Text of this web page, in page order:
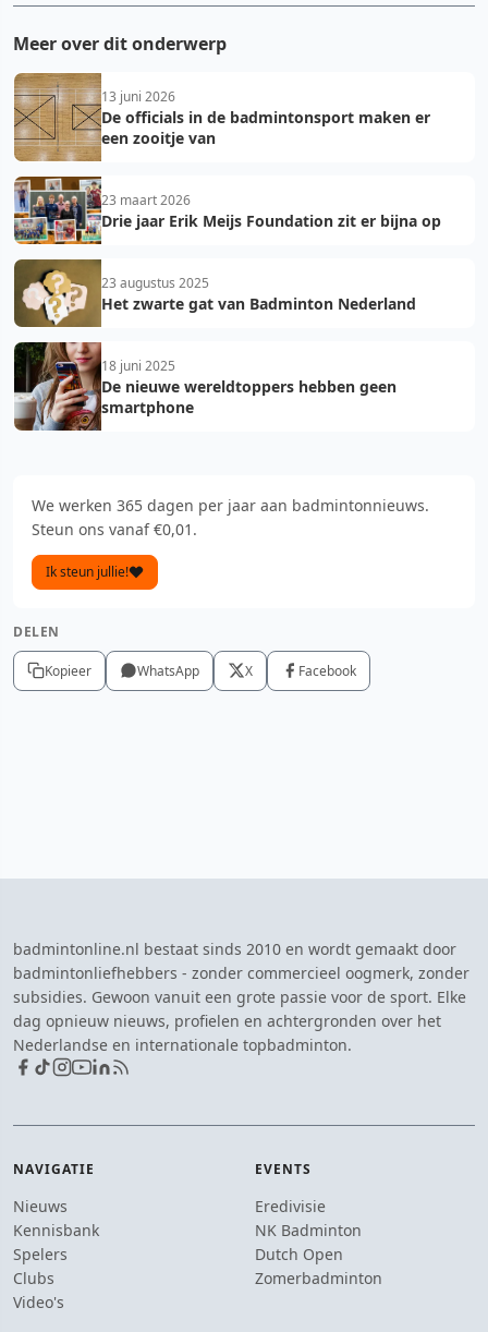
Meer over dit onderwerp
13 juni 2026
De officials in de badmintonsport maken er
een zooitje van
23 maart 2026
Drie jaar Erik Meijs Foundation zit er bijna op
23 augustus 2025
Het zwarte gat van Badminton Nederland
18 juni 2025
De nieuwe wereldtoppers hebben geen
smartphone
We werken 365 dagen per jaar aan badmintonnieuws.
Steun ons vanaf €0,01.
Ik steun jullie!
DELEN
Kopieer WhatsApp X Facebook
badmintonline.nl bestaat sinds 2010 en wordt gemaakt door
badmintonliefhebbers - zonder commercieel oogmerk, zonder
subsidies. Gewoon vanuit een grote passie voor de sport. Elke
dag opnieuw nieuws, profielen en achtergronden over het
Nederlandse en internationale topbadminton.
NAVIGATIE
Nieuws
Kennisbank
Spelers
Clubs
Video's
EVENTS
Eredivisie
NK Badminton
Dutch Open
Zomerbadminton